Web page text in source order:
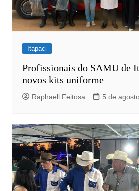
Itapaci
Profissionais do SAMU de
novos kits uniforme
Raphaell Feitosa 5 de